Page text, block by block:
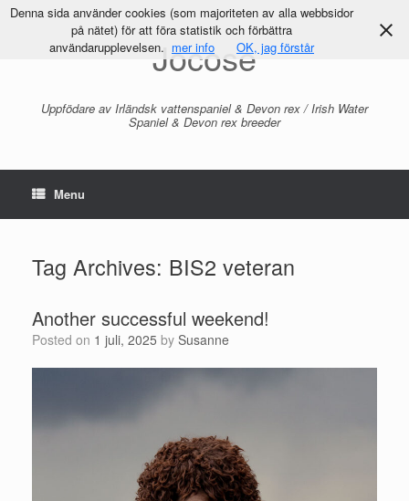
Jocose
Uppfödare av Irländsk vattenspaniel & Devon rex / Irish Water
Spaniel & Devon rex breeder
Menu
Tag Archives: BIS2 veteran
Another successful weekend!
Posted on 1 juli, 2025 by Susanne
Denna sida använder cookies (som majoriteten av alla webbsidor
på nätet) för att föra statistik och förbättra
användarupplevelsen. mer info OK, jag förstår